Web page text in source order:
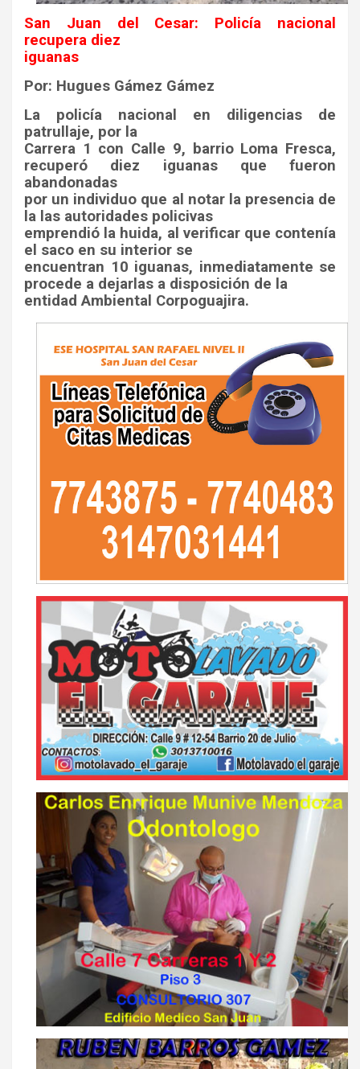
San Juan del Cesar: Policía nacional
recupera diez
iguanas
Por: Hugues Gámez Gámez
La policía nacional en diligencias de
patrullaje, por la
Carrera 1 con Calle 9, barrio Loma Fresca,
recuperó diez iguanas que fueron
abandonadas
por un individuo que al notar la presencia de
la las autoridades policivas
emprendió la huida, al verificar que contenía
el saco en su interior se
encuentran 10 iguanas, inmediatamente se
procede a dejarlas a disposición de la
entidad Ambiental Corpoguajira.